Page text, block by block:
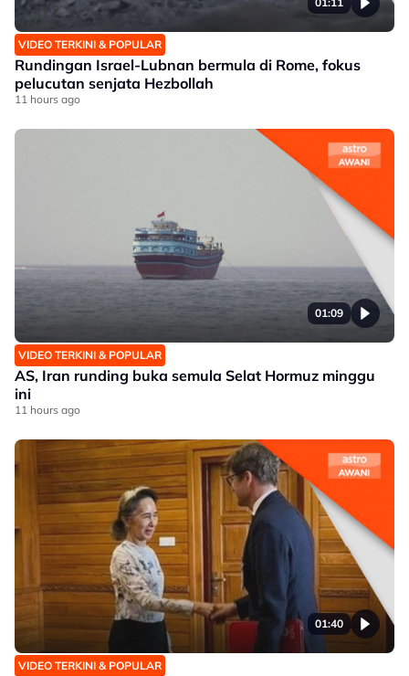
VIDEO TERKINI & POPULAR
Rundingan Israel-Lubnan bermula di Rome, fokus
pelucutan senjata Hezbollah
11 hours ago
01:09
VIDEO TERKINI & POPULAR
AS, Iran runding buka semula Selat Hormuz minggu
ini
11 hours ago
01:40
VIDEO TERKINI & POPULAR